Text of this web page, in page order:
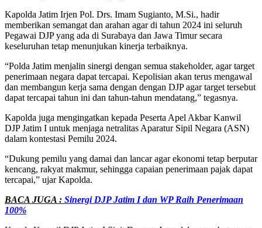
Kapolda Jatim Irjen Pol. Drs. Imam Sugianto, M.Si., hadir
memberikan semangat dan arahan agar di tahun 2024 ini seluruh
Pegawai DJP yang ada di Surabaya dan Jawa Timur secara
keseluruhan tetap menunjukan kinerja terbaiknya.
“Polda Jatim menjalin sinergi dengan semua stakeholder, agar target
penerimaan negara dapat tercapai. Kepolisian akan terus mengawal
dan membangun kerja sama dengan dengan DJP agar target tersebut
dapat tercapai tahun ini dan tahun-tahun mendatang,” tegasnya.
Kapolda juga mengingatkan kepada Peserta Apel Akbar Kanwil
DJP Jatim I untuk menjaga netralitas Aparatur Sipil Negara (ASN)
dalam kontestasi Pemilu 2024.
“Dukung pemilu yang damai dan lancar agar ekonomi tetap berputar
kencang, rakyat makmur, sehingga capaian penerimaan pajak dapat
tercapai,” ujar Kapolda.
BACA JUGA : Sinergi DJP Jatim I dan WP Raih Penerimaan
100%